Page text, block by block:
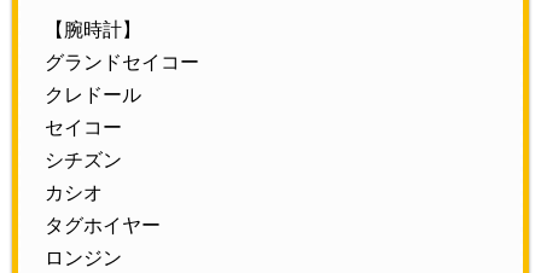
【腕時計】
グランドセイコー
クレドール
セイコー
シチズン
カシオ
タグホイヤー
ロンジン